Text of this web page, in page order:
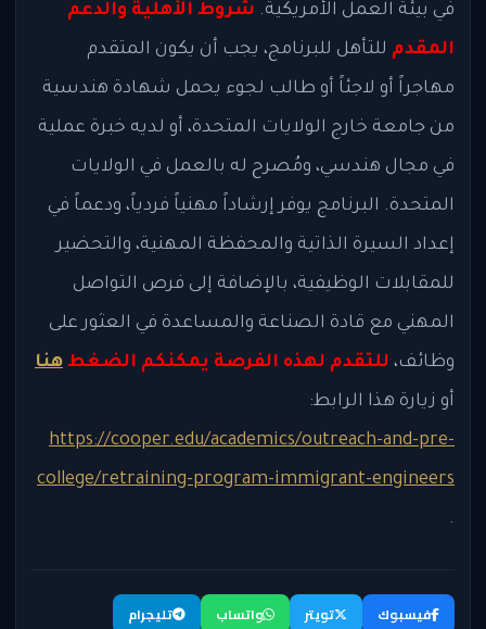
في بيئة العمل الأمريكية. شروط الأهلية والدعم
المقدم للتأهل للبرنامج، يجب أن يكون المتقدم
مهاجراً أو لاجئاً أو طالب لجوء يحمل شهادة هندسية
من جامعة خارج الولايات المتحدة، أو لديه خبرة عملية
في مجال هندسي، ومُصرح له بالعمل في الولايات
المتحدة. البرنامج يوفر إرشاداً مهنياً فردياً، ودعماً في
إعداد السيرة الذاتية والمحفظة المهنية، والتحضير
للمقابلات الوظيفية، بالإضافة إلى فرص التواصل
المهني مع قادة الصناعة والمساعدة في العثور على
وظائف، للتقدم لهذه الفرصة يمكنكم الضغط هنا
أو زيارة هذا الرابط:
https://cooper.edu/academics/outreach-and-pre-
college/retraining-program-immigrant-engineers
.
فيسبوك تويتر واتساب
تليجرام